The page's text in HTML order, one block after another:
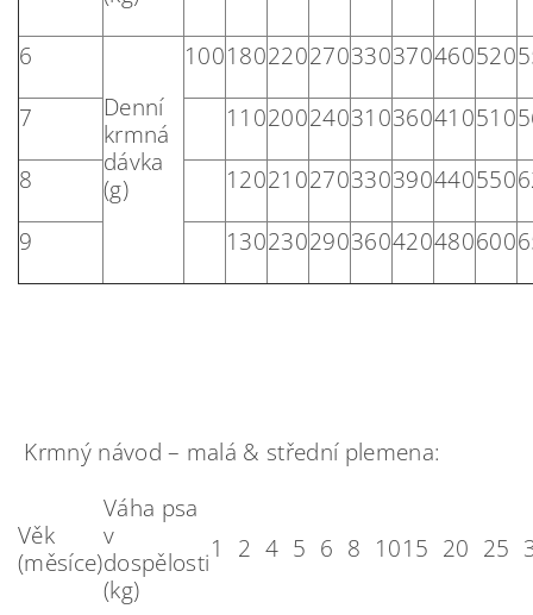
6
Denní
krmná
dávka
(g)
100180220270330370460520
7 110200240310360410510
8 120210270330390440550
9 130230290360420480600
Krmný návod – malá & střední plemena:
Věk
(měsíce)
Váha psa
v
dospělosti
(kg)
1 2 4 5 6 8 1015 20 25